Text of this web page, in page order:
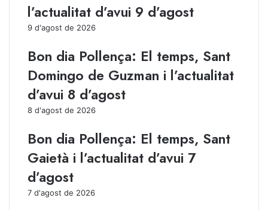
m
n
s
d
'
t
i
u
l
o
e
P
o
l’actualitat d’avui 9 d’agost
9 d'agost de 2026
Bon dia Pollença: El temps, Sant
Domingo de Guzman i l’actualitat
d’avui 8 d’agost
8 d'agost de 2026
Bon dia Pollença: El temps, Sant
Gaietà i l’actualitat d’avui 7
d’agost
7 d'agost de 2026